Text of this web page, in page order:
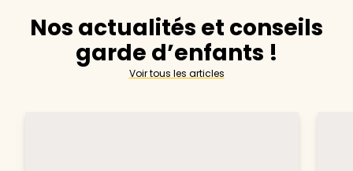
Nos actualités et conseils
garde d’enfants !
Voir tous les articles